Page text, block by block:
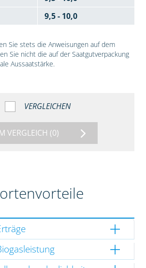
9,5 - 10,0
Sie stets die Anweisungen auf dem
Sie nicht die auf der Saatgutverpackung
Aussaatstärke.
VERGLEICHEN
VERGLEICH (0)